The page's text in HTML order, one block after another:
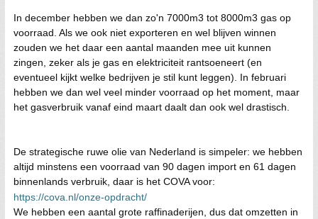
In december hebben we dan zo'n 7000m3 tot 8000m3 gas op
voorraad. Als we ook niet exporteren en wel blijven winnen
zouden we het daar een aantal maanden mee uit kunnen
zingen, zeker als je gas en elektriciteit rantsoeneert (en
eventueel kijkt welke bedrijven je stil kunt leggen). In februari
hebben we dan wel veel minder voorraad op het moment, maar
het gasverbruik vanaf eind maart daalt dan ook wel drastisch.
De strategische ruwe olie van Nederland is simpeler: we hebben
altijd minstens een voorraad van 90 dagen import en 61 dagen
binnenlands verbruik, daar is het COVA voor:
https://cova.nl/onze-opdracht/
We hebben een aantal grote raffinaderijen, dus dat omzetten in